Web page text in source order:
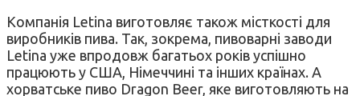
Компанія Letina виготовляє також місткості для
виробників пива. Так, зокрема, пивоварні заводи
Letina уже впродовж багатьох років успішно
працюють у США, Німеччині та інших країнах. А
хорватське пиво Dragon Beer, яке виготовляють на